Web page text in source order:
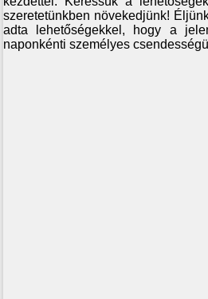
szeretetünkben növekedjünk!
adta lehetőségekkel, hogy a
naponkénti személyes